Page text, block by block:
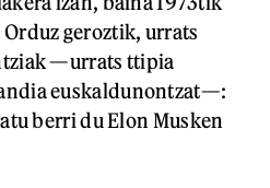
geroztik, urrats
—urrats ttipia
euskaldunontzat—:
berri du Elon Musken